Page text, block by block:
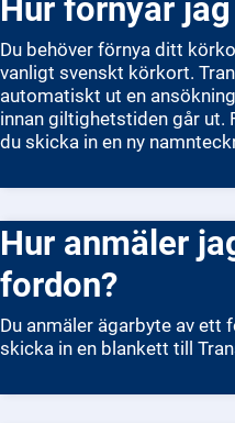
Du behöver förnya ditt
vanligt svenskt körkort.
automatiskt ut en
innan giltighetstiden går
du skicka in en ny
kontor eller hos en
posten inom några veckor.
ut får du inte köra förrän du
Hur anmäler jag ägarbyte av ett
fordon?
Du anmäler ägarbyte av ett
skicka in en blankett till